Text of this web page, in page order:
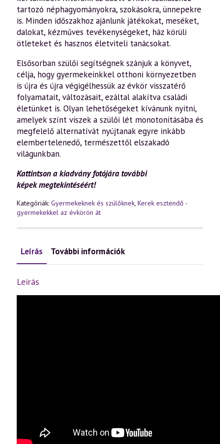
tartozó néphagyományokra, szokásokra, ünnepekre
is. Minden időszakhoz ajánlunk játékokat, meséket,
dalokat, kézműves tevékenységeket, ház körüli
ötleteket és hasznos életviteli tanácsokat.
Elsősorban szülői segítségnek szánjuk a könyvet,
célja, hogy gyermekeinkkel otthoni környezetben
is újra és újra végigélhessük az évkör visszatérő
folyamatait, változásait, ezáltal alakítva családi
életünket is. Olyan lehetőségeket kívánunk nyitni,
amelyek színt viszek a szülői lét monotonitásába és
megfelelő alternatívát nyújtanak egyre inkább
elembertelenedő, természettől elszakadó
világunkban.
Kattintson a kiadvány fotójára további
képek megtekintéséért!
Kategóriák: Gyermekeknek és szülőknek, Kerek esztendő -
gyermekekkel az évkörön át
Leírás További információk
Leírás